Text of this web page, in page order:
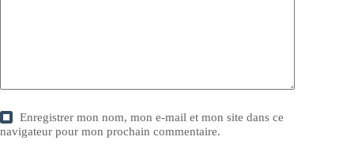
Enregistrer mon nom, mon e-mail et mon site dans ce
navigateur pour mon prochain commentaire.